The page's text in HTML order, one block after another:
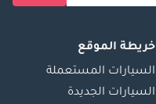
خريطة الموقع
السيارات المستعملة
السيارات الجديدة